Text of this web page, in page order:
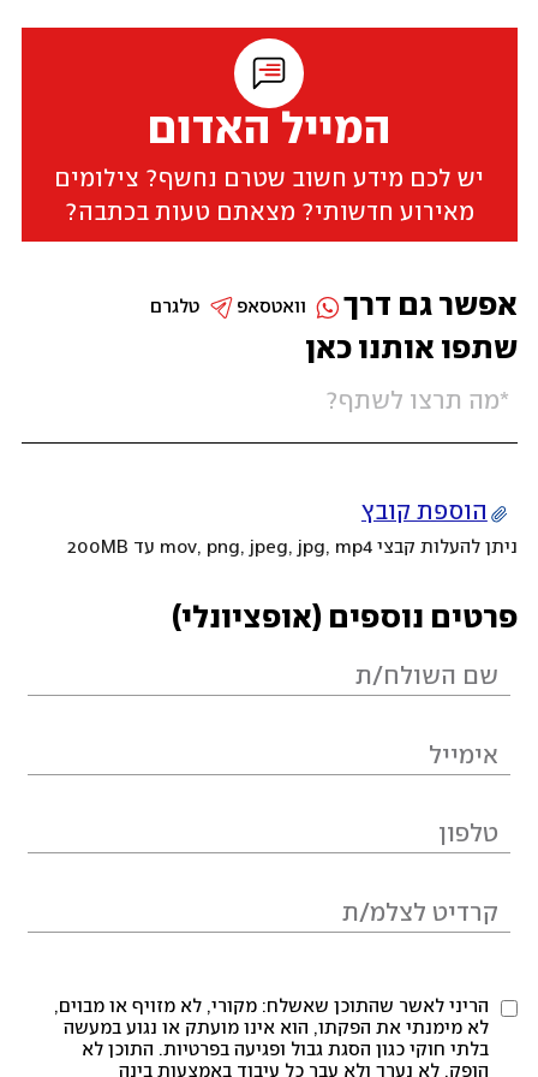
המייל האדום
יש לכם מידע חשוב שטרם נחשף? צילומים
מאירוע חדשותי? מצאתם טעות בכתבה?
שתפו אותנו כאן
הוספת קובץ
ניתן להעלות קבצי mov, png, jpeg, jpg, mp4 עד 200MB
פרטים נוספים (אופציונלי)
הריני לאשר שהתוכן שאשלח: מקורי, לא מזויף או מבוים,
לא מימנתי את הפקתו, הוא אינו מועתק או נגוע במעשה
בלתי חוקי כגון הסגת גבול ופגיעה בפרטיות. התוכן לא
הופק, לא נערך ולא עבר כל עיבוד באמצעות בינה
אפשר גם דרך טלגרם וואטסאפ